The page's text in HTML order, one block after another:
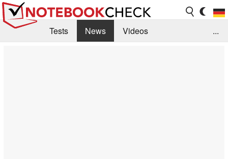
Tests News
Videos
...